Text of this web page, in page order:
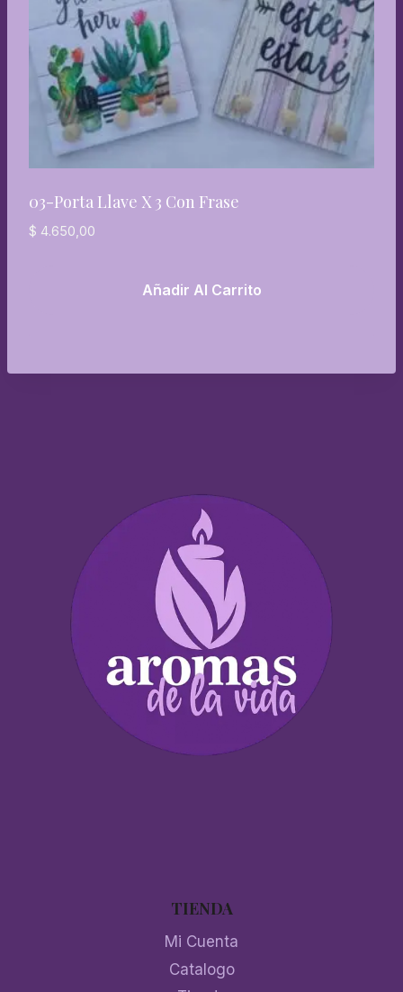
03-Porta Llave X 3 Con Frase
$ 4.650,00
Añadir Al Carrito
TIENDA
Mi Cuenta
Catalogo